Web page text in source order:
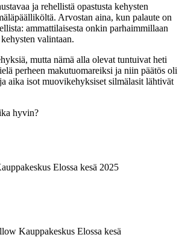
ja rehellistä opastusta kehysten
Arvostan aina, kun palaute on
ammattilaisesta onkin parhaimmillaan
valintaan.
mutta nämä alla olevat tuntuivat heti
perheen makutuomareiksi ja niin päätös oli
aika isot muovikehyksiset silmälasit lähtivät
hyvin?